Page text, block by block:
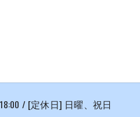
/ [定休日] 日曜、祝日